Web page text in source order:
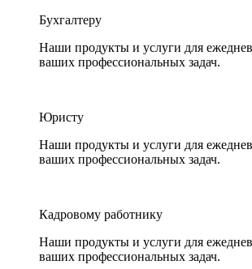
Бухгалтеру
Наши продукты и услуги для
ваших профессиональных задач.
Юристу
Наши продукты и услуги для
ваших профессиональных задач.
Кадровому работнику
Наши продукты и услуги для
ваших профессиональных задач.